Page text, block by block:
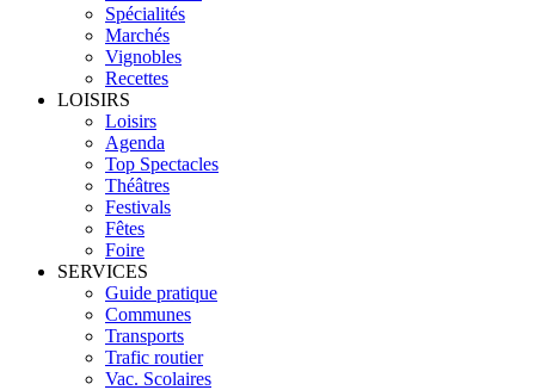
Spécialités
Marchés
Vignobles
Recettes
LOISIRS
Loisirs
Agenda
Top Spectacles
Théâtres
Festivals
Fêtes
Foire
SERVICES
Guide pratique
Communes
Transports
Trafic routier
Vac. Scolaires